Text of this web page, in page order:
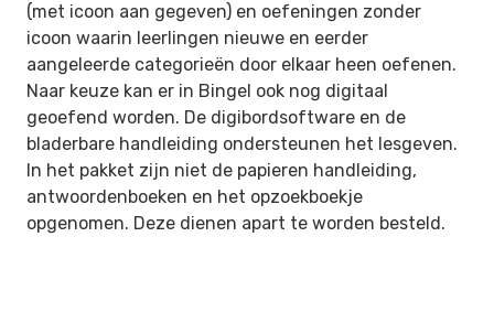
(met icoon aan gegeven) en oefeningen zonder
icoon waarin leerlingen nieuwe en eerder
aangeleerde categorieën door elkaar heen oefenen.
Naar keuze kan er in Bingel ook nog digitaal
geoefend worden. De digibordsoftware en de
bladerbare handleiding ondersteunen het lesgeven.
In het pakket zijn niet de papieren handleiding,
antwoordenboeken en het opzoekboekje
opgenomen. Deze dienen apart te worden besteld.